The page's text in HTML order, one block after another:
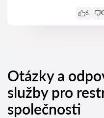
6
Otázky a
služby pro
společnosti